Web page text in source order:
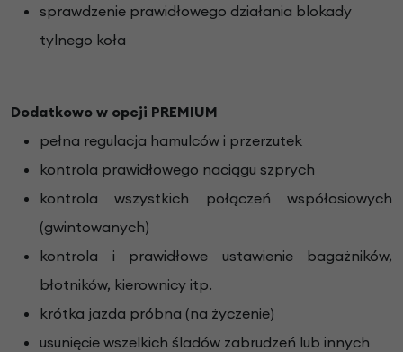
sprawdzenie prawidłowego działania blokady
tylnego koła
Dodatkowo w opcji PREMIUM
pełna regulacja hamulców i przerzutek
kontrola prawidłowego naciągu szprych
kontrola wszystkich połączeń współosiowych
(gwintowanych)
kontrola i prawidłowe ustawienie bagażników,
błotników, kierownicy itp.
krótka jazda próbna (na życzenie)
usunięcie wszelkich śladów zabrudzeń lub innych